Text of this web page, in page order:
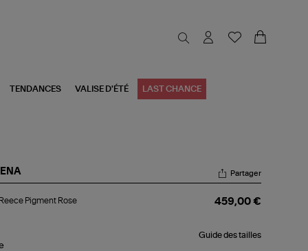
TENDANCES VALISE D'ÉTÉ LAST CHANCE
Partager
Pigment Rose 459,00 €
Guide des tailles